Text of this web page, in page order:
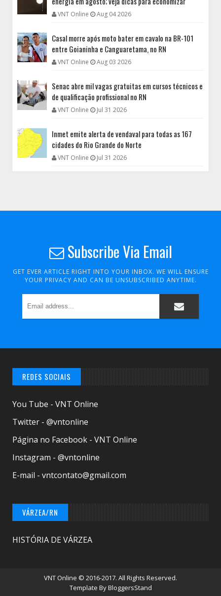
VNT Online Aug 04 2026
Casal morre após moto bater em cavalo na BR-101
entre Goianinha e Canguaretama, no RN
VNT Online Aug 03 2026
Senac abre mil vagas gratuitas em cursos técnicos e
de qualificação profissional no RN
VNT Online Jul 31 2026
Inmet emite alerta de vendaval para todas as 167
cidades do Rio Grande do Norte
VNT Online Jul 31 2026
Subscribe Via Email
GET EVER ARTICLE RIGHT INTO YOUR INBOX. WE WILL ENSURE
YOUR PRIVACY AND CAN BE UNSUBSCRIBED ANYTIME.
REDES SOCIAIS
You Tube - VNT Online
Twitter - @vntonline
Página no Facebook - VNT Online
Instagram - @vntonline
E-mail - vntcontato@gmail.com
VÁRZEA/RN
HISTÓRIA DE VÁRZEA
VNT Online © 2016-2017. All Rights Reserved.
Template ByBloggersStand